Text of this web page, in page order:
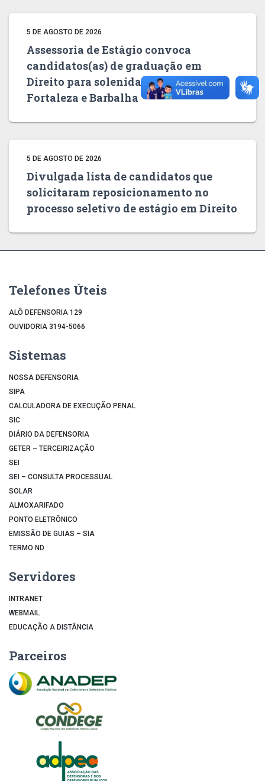
5 DE AGOSTO DE 2026
Assessoria de Estágio convoca
candidatos(as) de graduação em
Direito para solenidades de posse em
Fortaleza e Barbalha
5 DE AGOSTO DE 2026
Divulgada lista de candidatos que
solicitaram reposicionamento no
processo seletivo de estágio em Direito
Telefones Úteis
ALÔ DEFENSORIA 129
OUVIDORIA 3194-5066
Sistemas
NOSSA DEFENSORIA
SIPA
CALCULADORA DE EXECUÇÃO PENAL
SIC
DIÁRIO DA DEFENSORIA
GETER – TERCEIRIZAÇÃO
SEI
SEI – CONSULTA PROCESSUAL
SOLAR
ALMOXARIFADO
PONTO ELETRÔNICO
EMISSÃO DE GUIAS – SIA
TERMO ND
Servidores
INTRANET
WEBMAIL
EDUCAÇÃO A DISTÂNCIA
Parceiros